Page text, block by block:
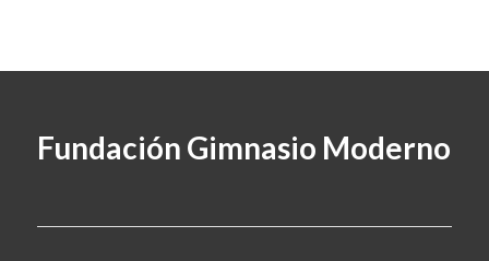
Fundación Gimnasio Moderno